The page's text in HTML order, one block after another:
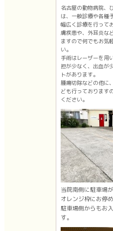
名古屋の動物病院、
は、一般診療や各種
幅広く診療を行って
膚疾患や、外耳炎な
ますので何でもお気
い。
手術はレーザーを用
担が少なく、出血が
トがあります。
腫瘍切除などの他に
ども行っております
ください。
当院南側に駐車場
オレンジ枠にお停
駐車場側からもお
す。